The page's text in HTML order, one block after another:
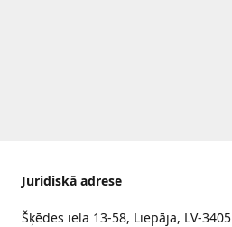
Juridiskā adrese
Šķēdes iela 13-58, Liepāja, LV-3405